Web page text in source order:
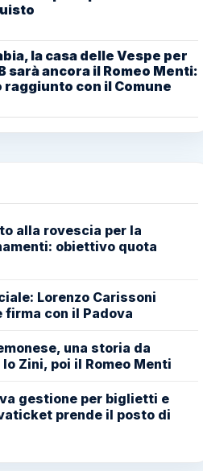
la casa delle Vespe per
sarà ancora il Romeo Menti:
raggiunto con il Comune
alla rovescia per la
obiettivo quota
Lorenzo Carissoni
firma con il Padova
una storia da
Zini, poi il Romeo Menti
gestione per biglietti e
prende il posto di